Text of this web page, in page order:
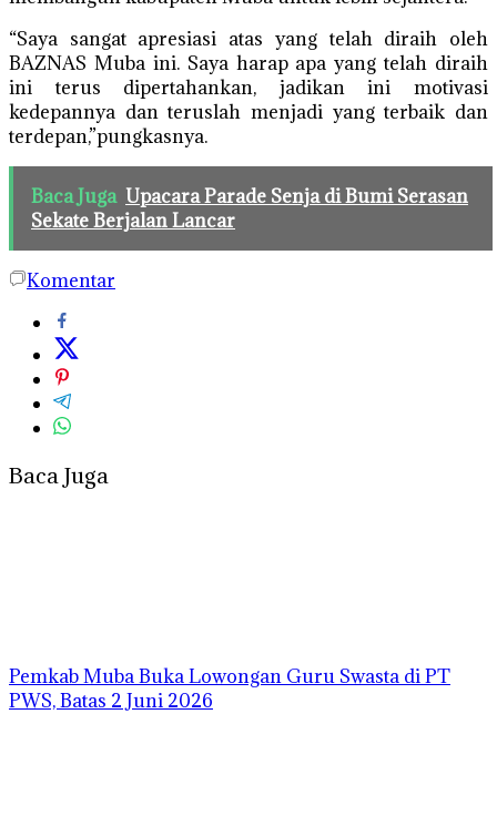
“Saya sangat apresiasi atas yang telah diraih oleh
BAZNAS Muba ini. Saya harap apa yang telah diraih
ini terus dipertahankan, jadikan ini motivasi
kedepannya dan teruslah menjadi yang terbaik dan
terdepan,”pungkasnya.
Baca Juga Upacara Parade Senja di Bumi Serasan
Sekate Berjalan Lancar
Komentar
Baca Juga
Pemkab Muba Buka Lowongan Guru Swasta di PT
PWS, Batas 2 Juni 2026